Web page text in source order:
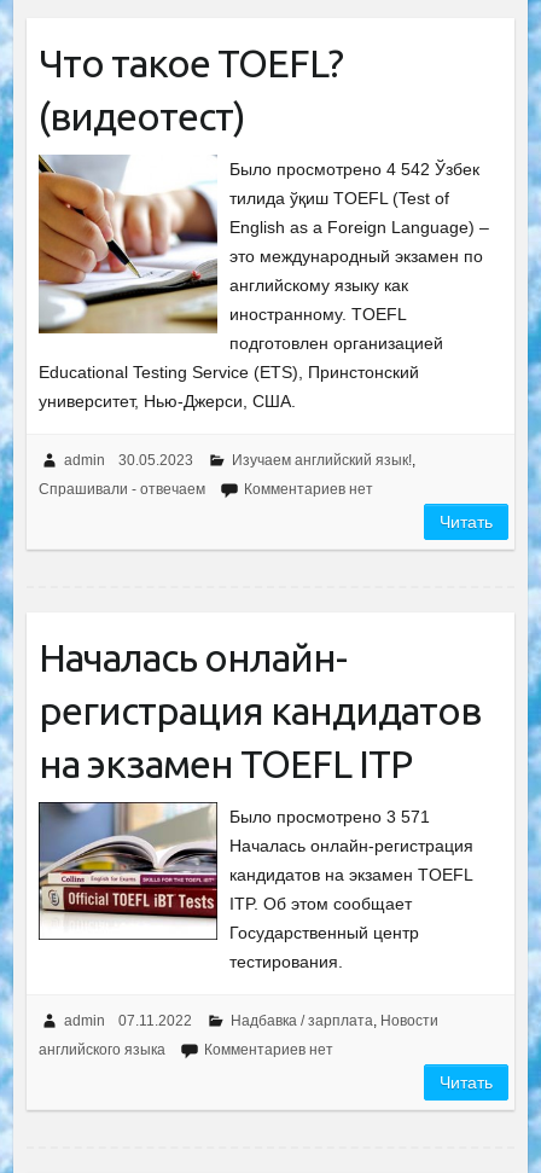
Что такое TOEFL?
(видеотест)
Было просмотрено 4 542 Ўзбек
тилида ўқиш TOEFL (Test of
English as a Foreign Language) –
это международный экзамен по
английскому языку как
иностранному. TOEFL
подготовлен организацией
Educational Testing Service (ETS), Принстонский
университет, Нью-Джерси, США.
admin 30.05.2023 Изучаем английский язык!,
Спрашивали - отвечаем
Комментариев нет
Читать
Началась онлайн-
регистрация кандидатов
на экзамен TOEFL ITP
Было просмотрено 3 571
Началась онлайн-регистрация
кандидатов на экзамен TOEFL
ITP. Об этом сообщает
Государственный центр
тестирования.
admin 07.11.2022 Надбавка / зарплата, Новости
английского языка
Комментариев нет
Читать